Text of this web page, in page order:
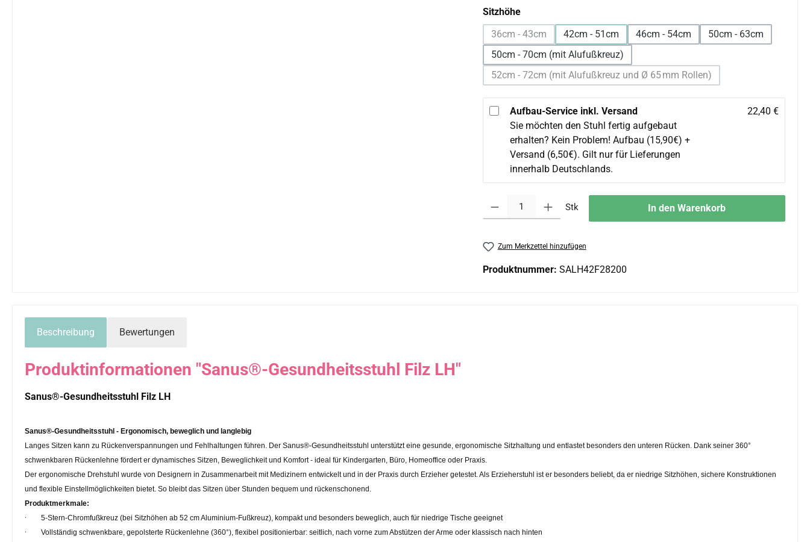
Sitzhöheauswählen
36cm - 43cm
(Diese Option ist zurzeit nicht verfügbar.)
42cm - 51cm 46cm - 54cm
50cm - 63cm
50cm - 70cm (mit Alufußkreuz)
52cm - 72cm (mit Alufußkreuz und Ø 65 mm Rollen)
(Diese Option ist zurzeit nicht verfügbar.)
Aufbau-Service inkl. Versand
Sie möchten den Stuhl fertig aufgebaut
erhalten? Kein Problem! Aufbau (15,90€) +
Versand (6,50€). Gilt nur für Lieferungen
innerhalb Deutschlands.
22,40 €
Stk In den Warenkorb
Zum Merkzettel hinzufügen
Produktnummer: SALH42F28200
Beschreibung Bewertungen
Produktinformationen "Sanus®-Gesundheitsstuhl Filz LH"
Sanus®-Gesundheitsstuhl Filz LH
Sanus®-Gesundheitsstuhl - Ergonomisch, beweglich und langlebig
Langes Sitzen kann zu Rückenverspannungen und Fehlhaltungen führen. Der Sanus®-Gesundheitsstuhl unterstützt eine gesunde, ergonomische Sitzhaltung und entlastet besonders den unteren Rücken. Dank seiner 360°
schwenkbaren Rückenlehne fördert er dynamisches Sitzen, Beweglichkeit und Komfort - ideal für Kindergarten, Büro, Homeoffice oder Praxis.
Der ergonomische Drehstuhl wurde von Designern in Zusammenarbeit mit Medizinern entwickelt und in der Praxis durch Erzieher getestet. Als Erzieherstuhl ist er besonders beliebt, da er niedrige Sitzhöhen, sichere Konstruktionen
und flexible Einstellmöglichkeiten bietet. So bleibt das Sitzen über Stunden bequem und rückenschonend.
Produktmerkmale:
·
5-Stern-Chromfußkreuz (bei Sitzhöhen ab 52 cm Aluminium-Fußkreuz), kompakt und besonders beweglich, auch für niedrige Tische geeignet
·
Vollständig schwenkbare, gepolsterte Rückenlehne (360°), flexibel positionierbar: seitlich, nach vorne zum Abstützen der Arme oder klassisch nach hinten